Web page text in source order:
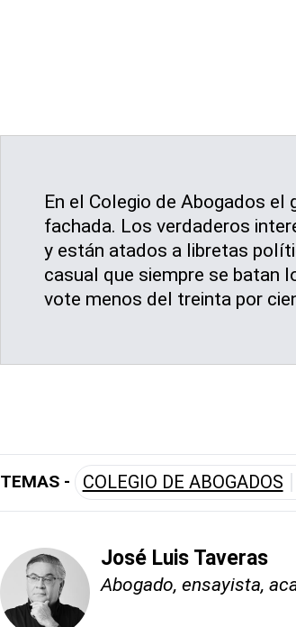
En el Colegio de Abogados el
fachada. Los verdaderos
y están atados a libretas
casual que siempre se batan
vote menos del treinta por
TEMAS - COLEGIO DE ABOGADOS
José Luis Taveras
Abogado, ensayista,